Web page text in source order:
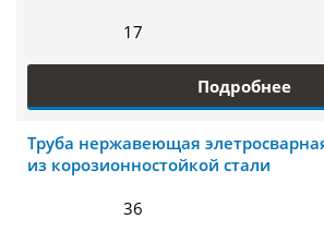
17
Подробнее
Труба нержавеющая
из корозионностойкой стали
36